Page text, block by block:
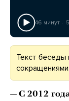
46 минут
Текст беседы
сокращениями.
— С 2012